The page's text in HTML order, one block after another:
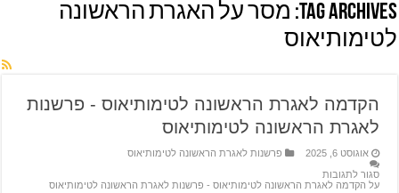
Tag Archives: מסר על האגרת הראשונה
לטימותיאוס
הקדמה לאגרת הראשונה לטימותיאוס ‫- פרשנות
לאגרת הראשונה לטימותיאוס
אוגוסט 6, 2025
פרשנות לאגרת הראשונה לטימותיאוס
סגור לתגובות
על הקדמה לאגרת הראשונה לטימותיאוס ‫- פרשנות לאגרת הראשונה לטימותיאוס